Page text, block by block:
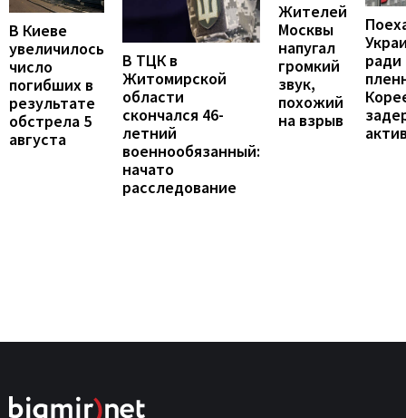
В Киеве
увеличилось
число
погибших в
результате
обстрела 5
августа
В ТЦК в
Житомирской
области
скончался 46-
летний
военнообязанный:
начато
расследование
Жителей
Москвы
напугал
громкий
звук,
похожий
на взрыв
ради